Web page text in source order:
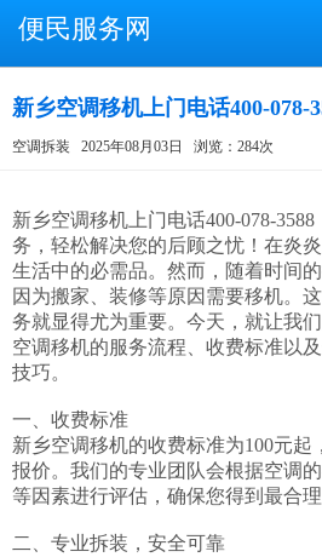
便民服务网
新乡空调移机上门电话400-078-
空调拆装 2025年08月03日 浏览：284次
新乡空调移机上门电话400-078-
务，轻松解决您的后顾之忧！在炎
生活中的必需品。然而，随着时间
因为搬家、装修等原因需要移机。
务就显得尤为重要。今天，就让我
空调移机的服务流程、收费标准以
技巧。
一、收费标准
新乡空调移机的收费标准为100元
报价。我们的专业团队会根据空调
等因素进行评估，确保您得到最合理
二、专业拆装，安全可靠
微信号：
（长按复制微信号，
打开微